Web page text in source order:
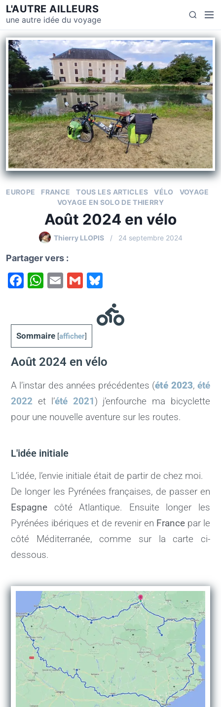
L'AUTRE AILLEURS
une autre idée du voyage
EUROPE FRANCE TOUS LES ARTICLES VÉLO
VOYAGE
VOYAGE EN SOLO DE THIERRY
Août 2024 en vélo
Thierry LLOPIS 24 septembre 2024
Partager vers :
F
e
b
o
k
W
s
A
p
E
l
G
l
e
s
y
Sommaire [afficher]
Août 2024 en vélo
A l’instar des années précédentes (été 2023,été
2022 et l’été 2021 ) j’enfourche ma bicyclette
pour une nouvelle aventure sur les routes.
L'idée initiale
L’idée, l’envie initiale était de partir de chez moi.
De longer les Pyrénées françaises, de passer en
Espagne côté Atlantique. Ensuite longer les
Pyrénées ibériques et de revenir en France par le
côté Méditerranée, comme sur la carte ci-
dessous.